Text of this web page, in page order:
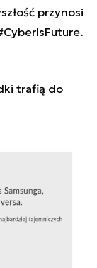
przynosi
trafią do